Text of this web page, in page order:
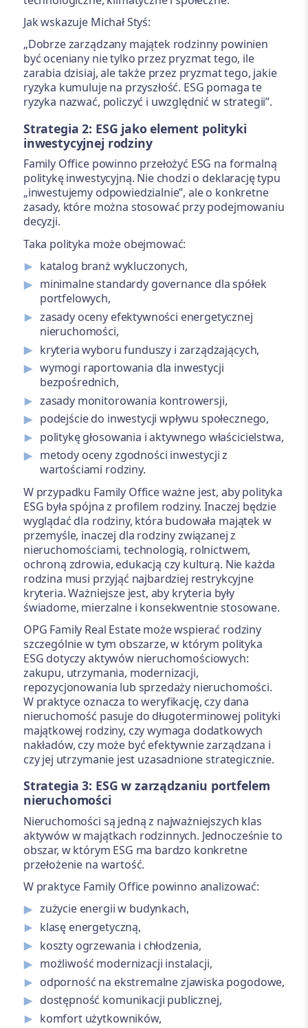
Jak wskazuje Michał Styś:
„Dobrze zarządzany majątek rodzinny powinien
być oceniany nie tylko przez pryzmat tego, ile
zarabia dzisiaj, ale także przez pryzmat tego, jakie
ryzyka kumuluje na przyszłość. ESG pomaga te
ryzyka nazwać, policzyć i uwzględnić w strategii”.
Strategia 2: ESG jako element polityki
inwestycyjnej rodziny
Family Office powinno przełożyć ESG na formalną
politykę inwestycyjną. Nie chodzi o deklarację typu
„inwestujemy odpowiedzialnie”, ale o konkretne
zasady, które można stosować przy podejmowaniu
decyzji.
Taka polityka może obejmować:
katalog branż wykluczonych,
minimalne standardy governance dla spółek
portfelowych,
zasady oceny efektywności energetycznej
nieruchomości,
kryteria wyboru funduszy i zarządzających,
wymogi raportowania dla inwestycji
bezpośrednich,
zasady monitorowania kontrowersji,
podejście do inwestycji wpływu społecznego,
politykę głosowania i aktywnego właścicielstwa,
metody oceny zgodności inwestycji z
wartościami rodziny.
W przypadku Family Office ważne jest, aby polityka
ESG była spójna z profilem rodziny. Inaczej będzie
wyglądać dla rodziny, która budowała majątek w
przemyśle, inaczej dla rodziny związanej z
nieruchomościami, technologią, rolnictwem,
ochroną zdrowia, edukacją czy kulturą. Nie każda
rodzina musi przyjąć najbardziej restrykcyjne
kryteria. Ważniejsze jest, aby kryteria były
świadome, mierzalne i konsekwentnie stosowane.
OPG Family Real Estate może wspierać rodziny
szczególnie w tym obszarze, w którym polityka
ESG dotyczy aktywów nieruchomościowych:
zakupu, utrzymania, modernizacji,
repozycjonowania lub sprzedaży nieruchomości.
W praktyce oznacza to weryfikację, czy dana
nieruchomość pasuje do długoterminowej polityki
majątkowej rodziny, czy wymaga dodatkowych
nakładów, czy może być efektywnie zarządzana i
czy jej utrzymanie jest uzasadnione strategicznie.
Strategia 3: ESG w zarządzaniu portfelem
nieruchomości
Nieruchomości są jedną z najważniejszych klas
aktywów w majątkach rodzinnych. Jednocześnie to
obszar, w którym ESG ma bardzo konkretne
przełożenie na wartość.
W praktyce Family Office powinno analizować:
zużycie energii w budynkach,
klasę energetyczną,
koszty ogrzewania i chłodzenia,
możliwość modernizacji instalacji,
odporność na ekstremalne zjawiska pogodowe,
dostępność komunikacji publicznej,
komfort użytkowników,